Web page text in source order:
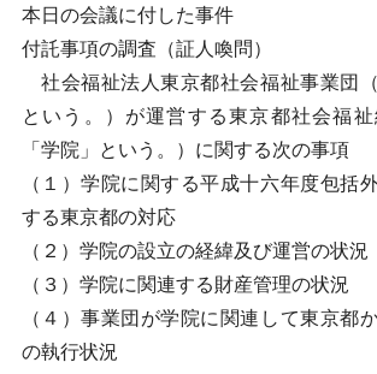
本日の会議に付した事件
付託事項の調査（証人喚問）
社会福祉法人東京都社会福祉事業団（
という。）が運営する東京都社会福
「学院」という。）に関する次の事項
（１）学院に関する平成十六年度包括
する東京都の対応
（２）学院の設立の経緯及び運営の状況
（３）学院に関連する財産管理の状況
（４）事業団が学院に関連して東京都
の執行状況